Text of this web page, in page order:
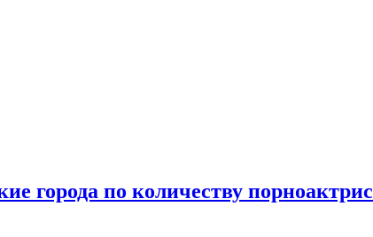
города по количеству порноактрис